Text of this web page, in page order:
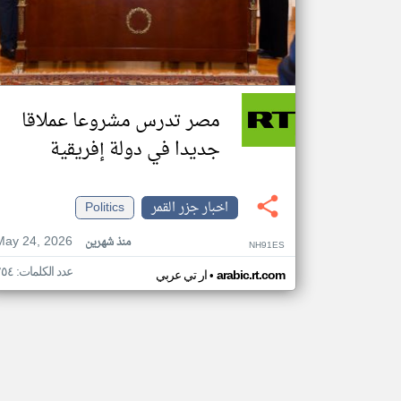
مصر تدرس مشروعا عملاقا
جديدا في دولة إفريقية
اخبار جزر القمر
Politics
24, 2026
منذ شهرين NH91ES
ار تي عربي• arabic.rt.com عدد الكلمات: ٢٥٤